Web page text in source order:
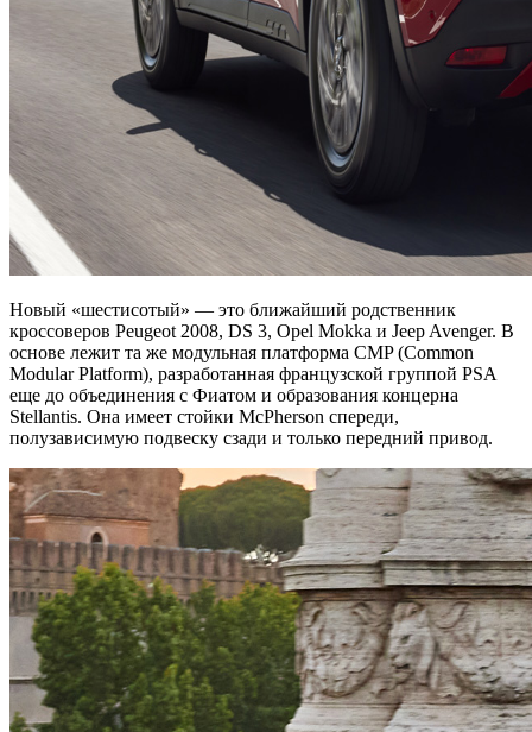
Новый «шестисотый» — это ближайший родственник
кроссоверов Peugeot 2008, DS 3, Opel Mokka и Jeep Avenger. В
основе лежит та же модульная платформа CMP (Common
Modular Platform), разработанная французской группой PSA
еще до объединения с Фиатом и образования концерна
Stellantis. Она имеет стойки McPherson спереди,
полузависимую подвеску сзади и только передний привод.